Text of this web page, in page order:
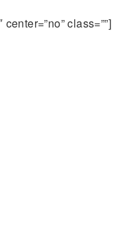
class=””]